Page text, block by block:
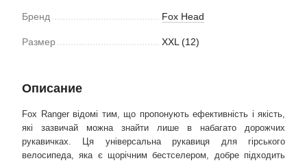
Бренд Fox Head
Размер XXL (12)
Описание
Fox Ranger відомі тим, що пропонують ефективність і якість,
які зазвичай можна знайти лише в набагато дорожчих
рукавичках. Ця універсальна рукавиця для гірського
велосипеда, яка є щорічним бестселером, добре підходить